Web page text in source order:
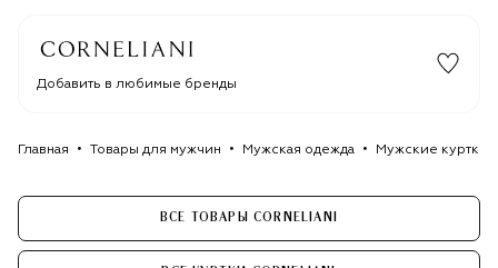
Добавить в любимые бренды
Главная Товары для мужчин Мужская одежда Мужские куртки
ВСЕ ТОВАРЫ CORNELIANI